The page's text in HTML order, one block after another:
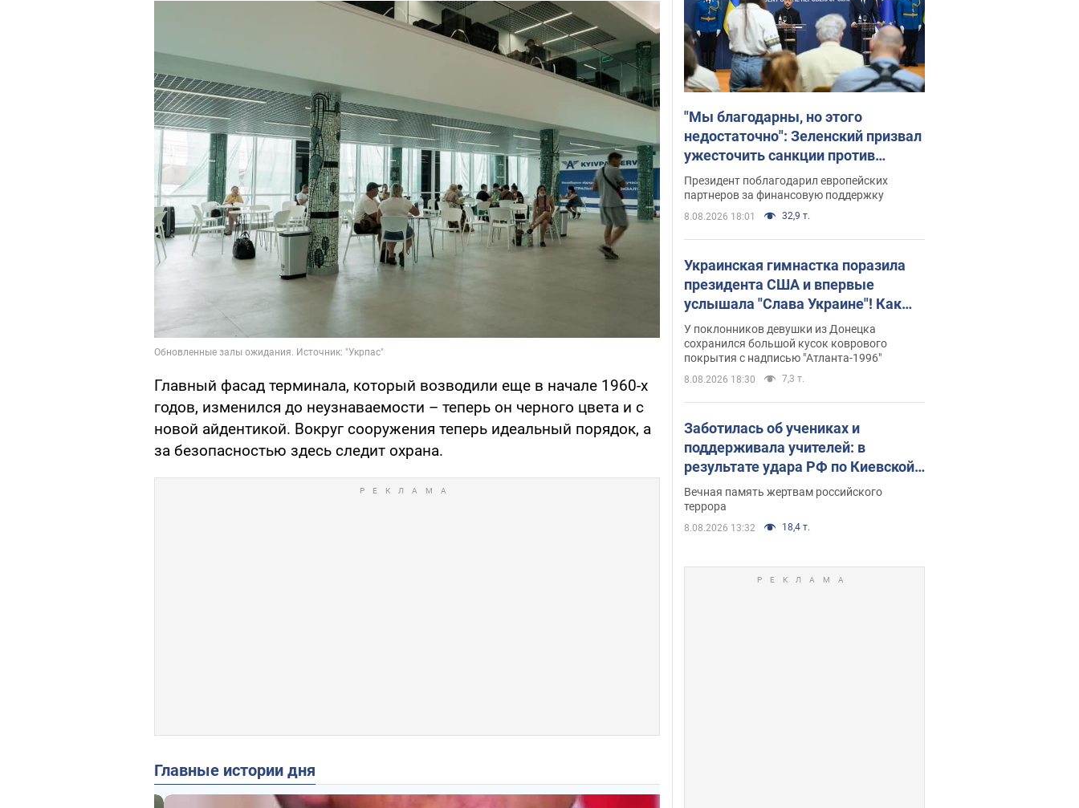
Главный фасад терминала, который возводили еще в начале 1960-х
годов, изменился до неузнаваемости – теперь он черного цвета и с
новой айдентикой. Вокруг сооружения теперь идеальный порядок, а
за безопасностью здесь следит охрана.
Главные истории дня
"Мы благодарны, но этого
недостаточно": Зеленский призвал
ужесточить санкции против
России
Президент поблагодарил европейских
партнеров за финансовую поддержку
8.08.2026 18:01 32,9 т.
Украинская гимнастка поразила
президента США и впервые
услышала "Слава Украине"! Как
сложилась судьба Подкопаевой,
которая 30 лет назад завоевала
"золото" Олимпиады
У поклонников девушки из Донецка
сохранился большой кусок коврового
покрытия с надписью "Атланта-1996"
8.08.2026 18:30 7,3 т.
Заботилась об учениках и
поддерживала учителей: в
результате удара РФ по Киевской
области погибли директор
киевского лицея, её муж и внук
Вечная память жертвам российского
террора
8.08.2026 13:32 18,4 т.